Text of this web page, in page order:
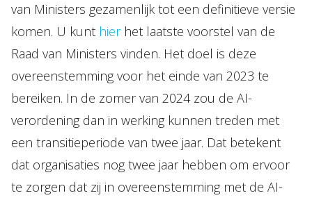
van Ministers gezamenlijk tot een definitieve versie
komen. U kunt hierhet laatste voorstel van de
Raad van Ministers vinden. Het doel is deze
overeenstemming voor het einde van 2023 te
bereiken. In de zomer van 2024 zou de AI-
verordening dan in werking kunnen treden met
een transitieperiode van twee jaar. Dat betekent
dat organisaties nog twee jaar hebben om ervoor
te zorgen dat zij in overeenstemming met de AI-